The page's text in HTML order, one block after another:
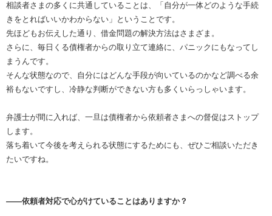
相談者さまの多くに共通していることは、「自分が一体どのような手続
きをとればいいかわからない」ということです。
先ほどもお伝えした通り、借金問題の解決方法はさまざま。
さらに、毎日くる債権者からの取り立て連絡に、パニックにもなってし
まうんです。
そんな状態なので、自分にはどんな手段が向いているのかなど調べる余
裕もないですし、冷静な判断ができない方も多くいらっしゃいます。
弁護士が間に入れば、一旦は債権者から依頼者さまへの督促はストップ
します。
落ち着いて今後を考えられる状態にするためにも、ぜひご相談いただき
たいですね。
――依頼者対応で心がけていることはありますか？